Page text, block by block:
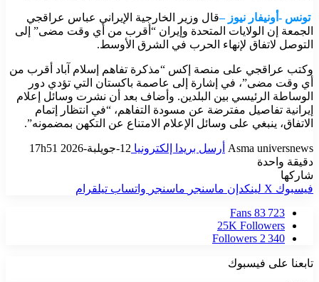
تونس -أونيفار نيوز –قال وزير الخارجية الإيراني عباس عراقجي
الجمعة إن الولايات المتحدة وإيران “أقرب من أي وقت مضى” إلى
التوصل لاتفاق لإنهاء الحرب في الشرق الأوسط.
وكتب عراقجي على منصة إكس “مذكرة تفاهم إسلام آباد أقرب من
أي وقت مضى”، في إشارة إلى عاصمة باكستان التي تؤدي دور
الوساطة الرئيسي بين البلدين. وأضاف بعد أن نشرت وسائل إعلام
إيرانية تفاصيل مفترضة عن مسودة التفاهم، “في انتظار إتمام
الاتفاق، ينبغي على وسائل الإعلام الامتناع عن التكهن بمضمونه”.
Asma universnews أرسل بريدا إلكترونيا 12-جويلبة-2026 17h51
دقيقة واحدة
شاركها
فيسبوك ‫X لينكدإن ماسنجر ماسنجر واتساب تيلقرام
83 723
Fans
25K Followers
2 340
Followers
تابعنا على فيسبوك